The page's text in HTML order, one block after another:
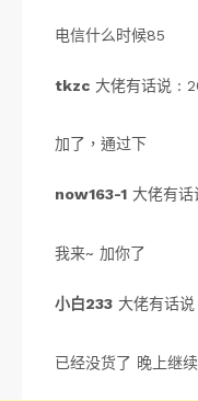
电信什么时候85
tkzc 大佬有话说 :
加了，通过下
now163-1 大佬有
我来~ 加你了
小白233 大佬有话
已经没货了 晚上继